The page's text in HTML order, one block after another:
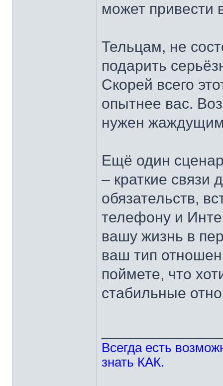
может привести
Тельцам, не
подарить
Скорей всего
опытнее вас.
нужен
Ещё один
– краткие связи
обязательств,
телефону и
вашу жизнь в
ваш тип
поймете, что
стабильные
Всегда есть
знать КАК.